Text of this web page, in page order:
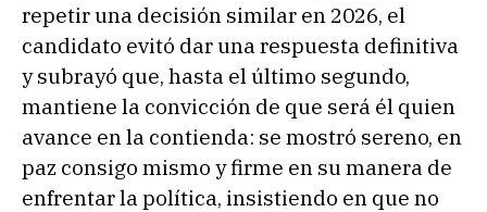
repetir una decisión similar en 2026, el
candidato evitó dar una respuesta definitiva
y subrayó que, hasta el último segundo,
mantiene la convicción de que será él quien
avance en la contienda: se mostró sereno, en
paz consigo mismo y firme en su manera de
enfrentar la política, insistiendo en que no